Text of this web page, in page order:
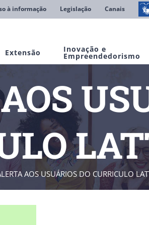
à informação Legislação Canais
Extensão Inovação e
Empreendedorismo
AOS USUÁRIOS DO CURRICULO